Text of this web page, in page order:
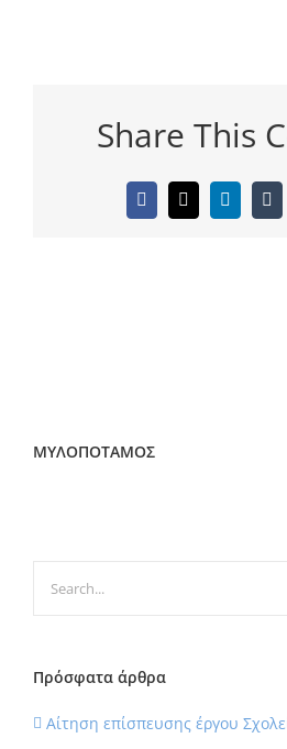
Share This
FacebookTwitterLinkedIn
ΜΥΛΟΠΟΤΑΜΟΣ
Search
Πρόσφατα άρθρα
Αίτηση επίσπευσης έργου